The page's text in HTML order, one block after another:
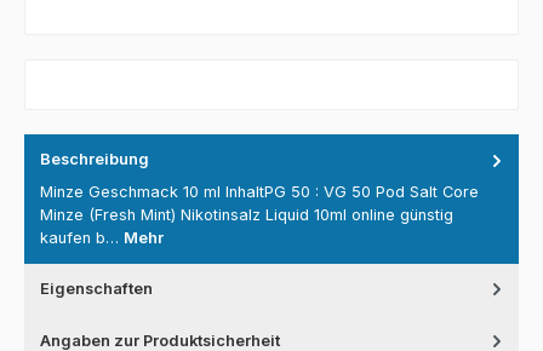
Beschreibung
Minze Geschmack 10 ml InhaltPG 50 : VG 50 Pod Salt Core
Minze (Fresh Mint) Nikotinsalz Liquid 10ml online günstig
kaufen b… Mehr
Eigenschaften
Angaben zur Produktsicherheit